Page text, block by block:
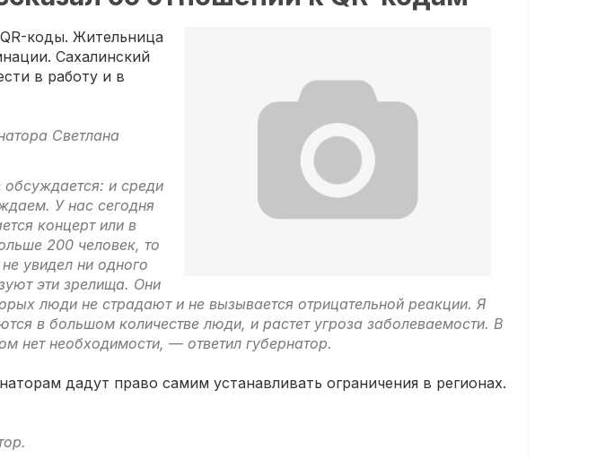
коды. Жительница
Сахалинский
в работу и в
Светлана
и среди
У нас сегодня
концерт или в
200 человек, то
увидел ни одного
эти зрелища. Они
люди не страдают и не вызывается отрицательной реакции. Я
в большом количестве люди, и растет угроза заболеваемости. В
нет необходимости, — ответил губернатор.
дадут право самим устанавливать ограничения в регионах.